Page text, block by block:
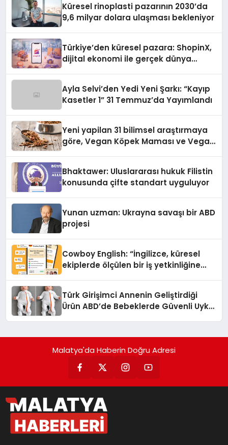
Küresel rinoplasti pazarının 2030’da
9,6 milyar dolara ulaşması bekleniyor
Türkiye’den küresel pazara: ShopinX,
dijital ekonomi ile gerçek dünya
Ayla Selvi’den Yedi Yeni Şarkı: “Kayıp
Kasetler 1” 31 Temmuz’da Yayımlandı
Yeni yapilan 31 bilimsel araştırmaya
göre, Vegan Köpek Maması ve Vegan
Bhaktawer: Uluslararası hukuk Filistin
konusunda çifte standart uyguluyor
Yunan uzman: Ukrayna savaşı bir ABD
projesi
Cowboy English: “İngilizce, küresel
ekiplerde ölçülen bir iş yetkinliğine
Türk Girişimci Annenin Geliştirdiği
Ürün ABD’de Bebeklerde Güvenli Uyku
Malatya'da Haberin Doğru Adresi